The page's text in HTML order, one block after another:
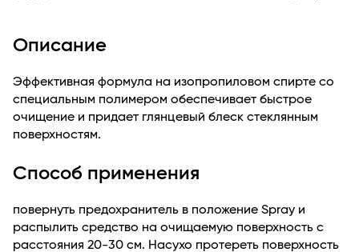
Описание
Эффективная формула на изопропиловом спирте со
специальным полимером обеспечивает быстрое
очищение и придает глянцевый блеск стеклянным
поверхностям.
Способ применения
повернуть предохранитель в положение Spray и
распылить средство на очищаемую поверхность с
расстояния 20-30 см. Насухо протереть поверхность